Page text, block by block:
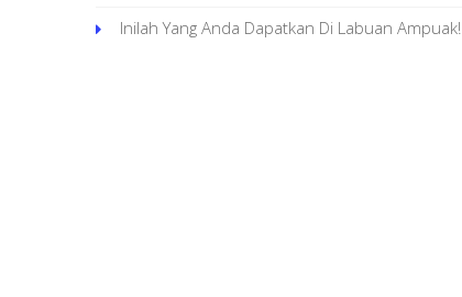
Inilah Yang Anda Dapatkan Di Labuan Ampuak!